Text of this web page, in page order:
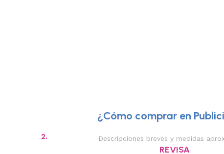
¿Cómo comprar en
2. Descripciones breves y medidas
REVISA